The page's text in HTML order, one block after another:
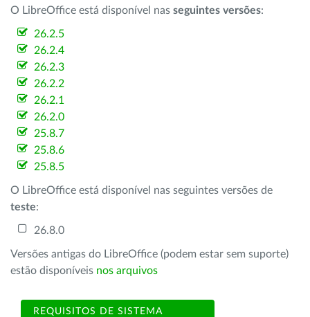
O LibreOffice está disponível nas seguintes versões:
26.2.5
26.2.4
26.2.3
26.2.2
26.2.1
26.2.0
25.8.7
25.8.6
25.8.5
O LibreOffice está disponível nas seguintes versões de
teste:
26.8.0
Versões antigas do LibreOffice (podem estar sem suporte)
estão disponíveis nos arquivos
REQUISITOS DE SISTEMA